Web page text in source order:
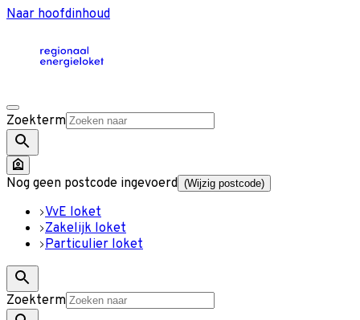
Naar hoofdinhoud
Zoekterm
Nog geen postcode ingevoerd (Wijzig postcode)
VvE loket
Zakelijk loket
Particulier loket
Zoekterm